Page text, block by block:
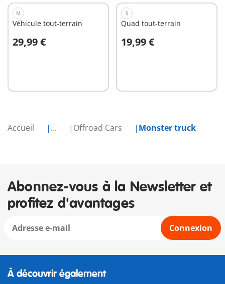
Accueil ... Offroad Cars Monster truck
M
Véhicule tout-terrain
29,99 €
Au panier
S
Quad tout-terrain
19,99 €
Au panier
Abonnez-vous à la Newsletter et
profitez d'avantages
Connexion
À découvrir également